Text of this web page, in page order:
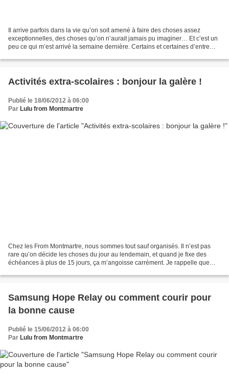
Il arrive parfois dans la vie qu’on soit amené à faire des choses assez
exceptionnelles, des choses qu’on n’aurait jamais pu imaginer… Et c’est un
peu ce qui m’est arrivé la semaine dernière. Certains et certaines d’entre
Activités extra-scolaires : bonjour la galère !
Publié le 18/06/2012 à 06:00
Par Lulu from Montmartre
Chez les From Montmartre, nous sommes tout sauf organisés. Il n’est pas
rare qu’on décide les choses du jour au lendemain, et quand je fixe des
échéances à plus de 15 jours, ça m’angoisse carrément. Je rappelle que
Samsung Hope Relay ou comment courir pour
la bonne cause
Publié le 15/06/2012 à 06:00
Par Lulu from Montmartre